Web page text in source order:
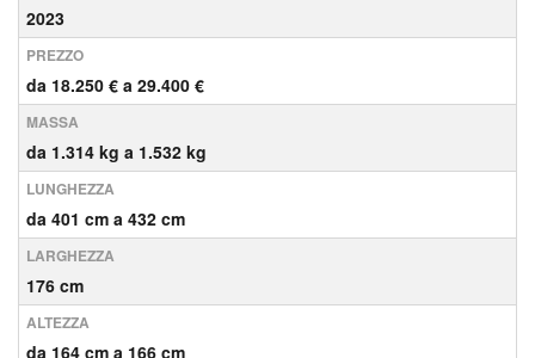
2023
PREZZO
da 18.250 € a 29.400 €
MASSA
da 1.314 kg a 1.532 kg
LUNGHEZZA
da 401 cm a 432 cm
LARGHEZZA
176 cm
ALTEZZA
da 164 cm a 166 cm